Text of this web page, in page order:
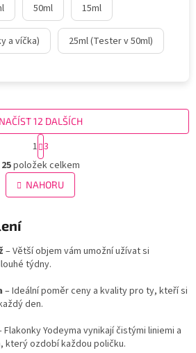
50ml 15ml
a víčka) 25ml (Tester v 50ml)
O
v
l
á
í
p
v
k
v
ý
NAČÍST 12 DALŠÍCH
S
t
r
á
n
k
n
í
1 3
25položek celkem
NAHORU
– Větší objem vám umožní užívat si
týdny.
– Ideální poměr ceny a kvality pro ty, kteří si
den.
Flakonky Yodeyma vynikají čistými liniemi a
který ozdobí každou poličku.